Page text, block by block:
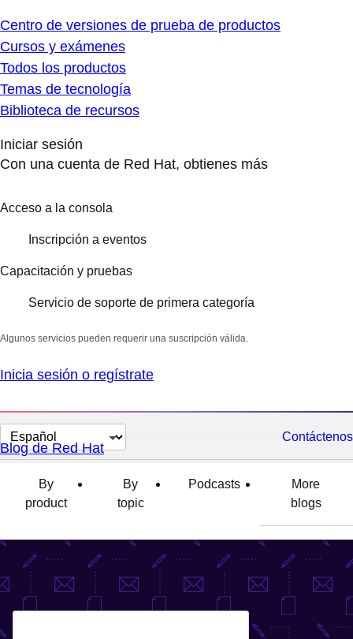
Centro de versiones de prueba de productos
Cursos y exámenes
Todos los productos
Temas de tecnología
Biblioteca de recursos
Iniciar sesión
Con una cuenta de Red Hat, obtienes más
Acceso a la consola
Inscripción a eventos
Capacitación y pruebas
Servicio de soporte de primera categoría
Algunos servicios pueden requerir una suscripción válida.
Inicia sesión o regístrate
Cambiar
el
idioma
Contáctenos
Blog de Red Hat
By
product
By
topic
Podcasts
More
blogs